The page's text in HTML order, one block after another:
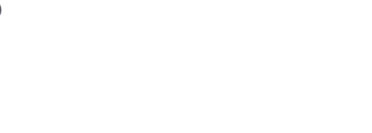
Foto Anna Kovačič